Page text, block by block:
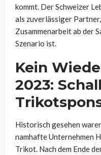
kommt. Der Schweizer
als zuverlässiger
Zusammenarbeit ab der
Szenario ist.
Kein
2023:
Historisch gesehen
namhafte Unternehmen
Trikot. Nach dem Ende